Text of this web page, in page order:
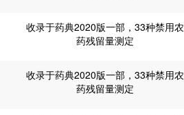
收录于药典2020版一部，33种禁用农
药残留量测定
收录于药典2020版一部，33种禁用农
药残留量测定